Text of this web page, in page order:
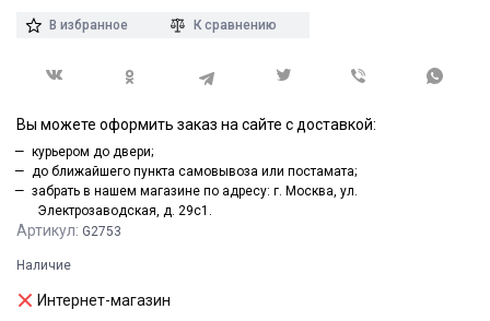
Артикул: G2753
Наличие
Интернет-магазин
В избранное К сравнению
Вы можете оформить заказ на сайте с доставкой:
курьером до двери;
до ближайшего пункта самовывоза или постамата;
забрать в нашем магазине по адресу: г. Москва, ул.
Электрозаводская, д. 29с1.